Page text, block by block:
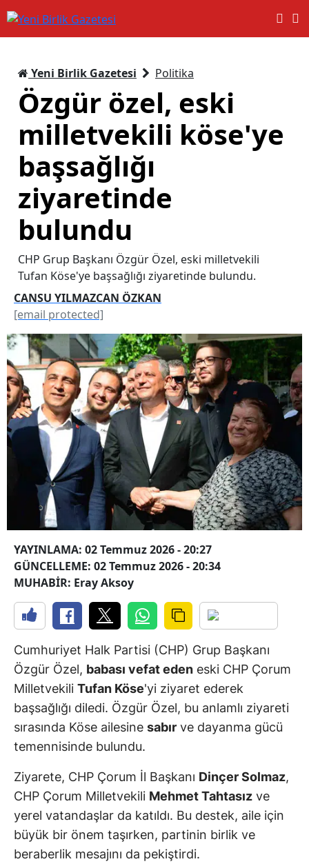
Yeni Birlik Gazetesi Politika
Özgür özel, eski
milletvekili köse'ye
başsağlığı
ziyaretinde
bulundu
CHP Grup Başkanı Özgür Özel, eski milletvekili
Tufan Köse'ye başsağlığı ziyaretinde bulundu.
CANSU YILMAZCAN ÖZKAN
[email protected]
YAYINLAMA: 02 Temmuz 2026 - 20:27
GÜNCELLEME: 02 Temmuz 2026 - 20:34
MUHABİR: Eray Aksoy
Cumhuriyet Halk Partisi (CHP) Grup Başkanı
Özgür Özel, babası vefat eden eski CHP Çorum
Milletvekili Tufan Köse'yi ziyaret ederek
başsağlığı diledi. Özgür Özel, bu anlamlı ziyareti
sırasında Köse ailesine sabır ve dayanma gücü
temennisinde bulundu.
Ziyarete, CHP Çorum İl Başkanı Dinçer Solmaz,
CHP Çorum Milletvekili Mehmet Tahtasız ve
yerel vatandaşlar da katıldı. Bu destek, aile için
büyük bir önem taşırken, partinin birlik ve
beraberlik mesajını da pekiştirdi.